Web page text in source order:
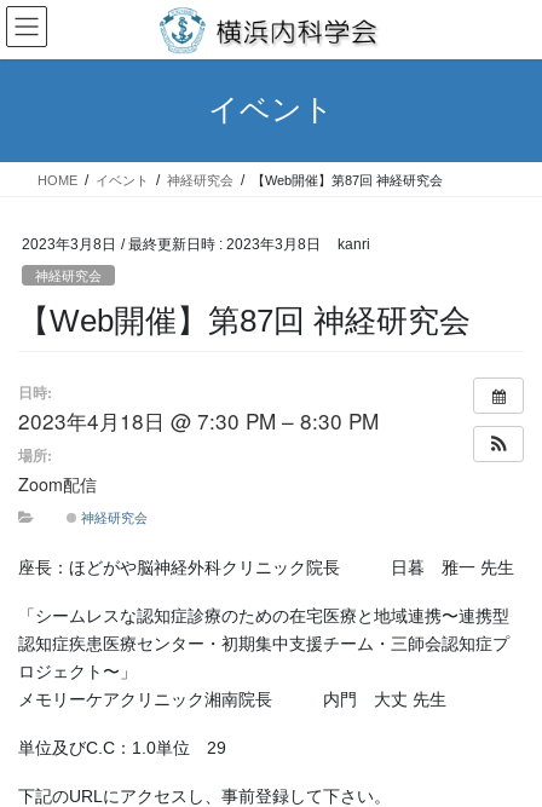
コ
ン
テ
ス
ナ
ビ
ゲ
ン
イベント
HOME イベント 神経研究会 【Web開催】第87回 神経研究会
2023年3月8日 / 最終更新日時 : 2023年3月8日 kanri
神経研究会
【Web開催】第87回 神経研究会
日時:
2023年4月18日 @ 7:30 PM – 8:30 PM
場所:
Zoom配信
神経研究会
座長：ほどがや脳神経外科クリニック院長 日暮 雅一 先生
「シームレスな認知症診療のための在宅医療と地域連携〜連携型
認知症疾患医療センター・初期集中支援チーム・三師会認知症プ
ロジェクト〜」
メモリーケアクリニック湘南院長 内門 大丈 先生
単位及びC.C：1.0単位 29
下記のURLにアクセスし、事前登録して下さい。